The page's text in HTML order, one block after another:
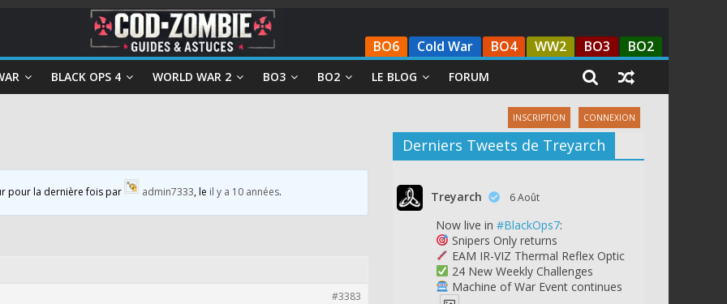
BO6 Cold War BO4 WW2 BO3 BO2
BLACK OPS 4 WORLD WAR 2 BO3 BO2 LE BLOG FORUM
INSCRIPTION CONNEXION
pour la dernière fois par admin7333, le il y a 10 années.
#3383
Derniers Tweets de Treyarch
Treyarch 6 Août
Now live in #BlackOps7:
Snipers Only returns
EAM IR-VIZ Thermal Reflex Optic
24 New Weekly Challenges
Machine of War Event continues